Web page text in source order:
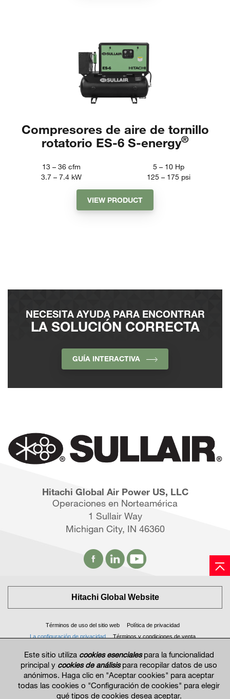
Compresores de aire de tornillo
rotatorio ES-6 S-energy®
13 – 36 cfm 5 – 10 Hp
3.7 – 7.4 kW 125 – 175 psi
VIEW PRODUCT
NECESITA AYUDA PARA ENCONTRAR
LA SOLUCIÓN CORRECTA
GUÍA INTERACTIVA
Hitachi Global Air Power US, LLC
Operaciones en Norteamérica
1 Sullair Way
Michigan City, IN 46360
Este sitio utiliza cookies esencialespara la funcionalidad
principal y cookies de análisispara recopilar datos de uso
anónimos. Haga clic en "Aceptar cookies" para aceptar
todas las cookies o "Configuración de cookies" para elegir
qué tipos de cookies desea aceptar.
Hitachi Global Website
Términos de uso del sitio web
Política de privacidad
La configuración de privacidad
Términos y condiciones de venta